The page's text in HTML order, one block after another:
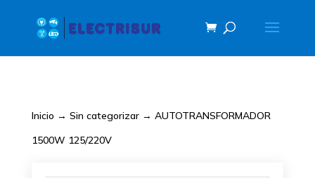
Inicio → Sin categorizar→ AUTOTRANSFORMADOR
1500W 125/220V